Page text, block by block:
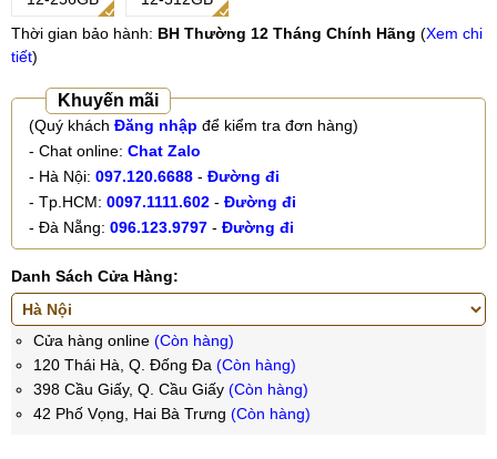
Thời gian bảo hành: BH Thường 12 Tháng Chính Hãng (Xem chi
tiết)
Khuyến mãi
(Quý khách Đăng nhập để kiểm tra đơn hàng)
- Chat online: Chat Zalo
- Hà Nội: 097.120.6688 - Đường đi
- Tp.HCM: 0097.1111.602 - Đường đi
- Đà Nẵng: 096.123.9797 - Đường đi
Danh Sách Cửa Hàng:
Cửa hàng online (Còn hàng)
120 Thái Hà, Q. Đống Đa (Còn hàng)
398 Cầu Giấy, Q. Cầu Giấy (Còn hàng)
42 Phố Vọng, Hai Bà Trưng (Còn hàng)